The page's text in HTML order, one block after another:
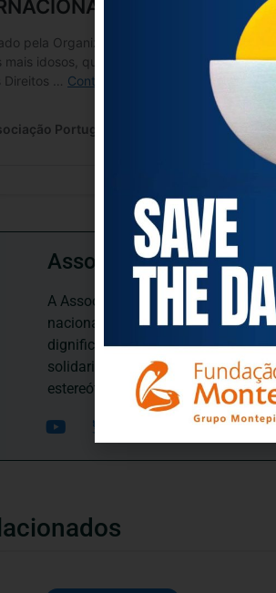
Associação
A Associação Portuguesa de
nacional, dedica-se às questões
dignificação, respeito, saúde,
solidariedade intergeracional, e
estereótipos negativos